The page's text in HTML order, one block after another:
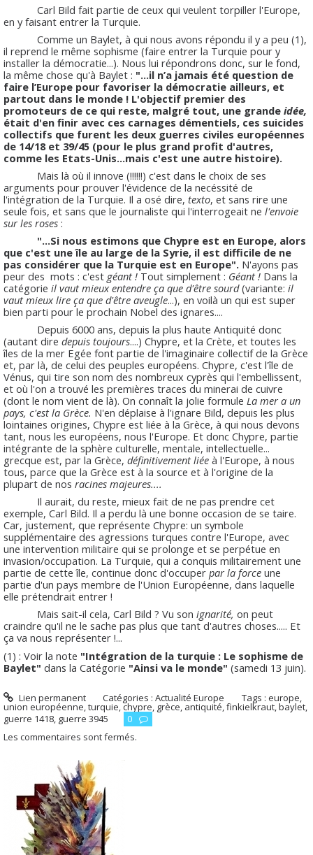
Carl Bild fait partie de ceux qui veulent torpiller l'Europe,
en y faisant entrer la Turquie.
Comme un Baylet, à qui nous avons répondu il y a peu (1),
il reprend le même sophisme (faire entrer la Turquie pour y
installer la démocratie...). Nous lui répondrons donc, sur le fond,
la même chose qu'à Baylet : "...il n’a jamais été question de
faire l’Europe pour favoriser la démocratie ailleurs, et
partout dans le monde ! L'objectif premier des
promoteurs de ce qui reste, malgré tout, une grande idée,
était d'en finir avec ces carnages démentiels, ces suicides
collectifs que furent les deux guerres civiles européennes
de 14/18 et 39/45 (pour le plus grand profit d'autres,
comme les Etats-Unis...mais c'est une autre histoire).
Mais là où il innove (!!!!!!) c'est dans le choix de ses
arguments pour prouver l'évidence de la necéssité de
l'intégration de la Turquie. Il a osé dire, texto, et sans rire une
seule fois, et sans que le journaliste qui l'interrogeait ne l'envoie
sur les roses :
"...Si nous estimons que Chypre est en Europe, alors
que c'est une île au large de la Syrie, il est difficile de ne
pas considérer que la Turquie est en Europe". N'ayons pas
peur des mots : c'est géant ! Tout simplement : Géant ! Dans la
catégorie il vaut mieux entendre ça que d'être sourd(variante: il
vaut mieux lire ça que d'être aveugle...), en voilà un qui est super
bien parti pour le prochain Nobel des ignares....
Depuis 6000 ans, depuis la plus haute Antiquité donc
(autant dire depuis toujours....) Chypre, et la Crète, et toutes les
îles de la mer Egée font partie de l'imaginaire collectif de la Grèce
et, par là, de celui des peuples européens. Chypre, c'est l'île de
Vénus, qui tire son nom des nombreux cyprès qui l'embellissent,
et où l'on a trouvé les premières traces du minerai de cuivre
(dont le nom vient de là). On connaît la jolie formule La mer a un
pays, c'est la Grèce. N'en déplaise à l'ignare Bild, depuis les plus
lointaines origines, Chypre est liée à la Grèce, à qui nous devons
tant, nous les européens, nous l'Europe. Et donc Chypre, partie
intégrante de la sphère culturelle, mentale, intellectuelle...
grecque est, par la Grèce, définitivement liée à l'Europe, à nous
tous, parce que la Grèce est à la source et à l'origine de la
plupart de nos racines majeures....
Il aurait, du reste, mieux fait de ne pas prendre cet
exemple, Carl Bild. Il a perdu là une bonne occasion de se taire.
Car, justement, que représente Chypre: un symbole
supplémentaire des agressions turques contre l'Europe, avec
une intervention militaire qui se prolonge et se perpétue en
invasion/occupation. La Turquie, qui a conquis militairement une
partie de cette île, continue donc d'occuper par la force une
partie d'un pays membre de l'Union Européenne, dans laquelle
elle prétendrait entrer !
Mais sait-il cela, Carl Bild ? Vu son ignarité, on peut
craindre qu'il ne le sache pas plus que tant d'autres choses..... Et
ça va nous représenter !...
(1) : Voir la note "Intégration de la turquie : Le sophisme de
Baylet" dans la Catégorie "Ainsi va le monde" (samedi 13 juin).
Lien permanent Catégories :Actualité Europe Tags :europe,
union européenne,turquie,chypre, grèce, antiquité,finkielkraut,baylet,
guerre 1418, guerre 3945
0
Les commentaires sont fermés.